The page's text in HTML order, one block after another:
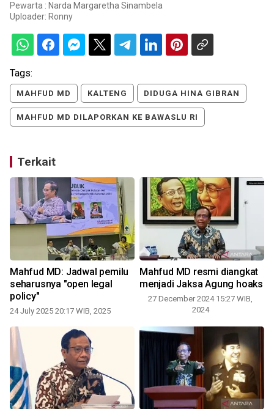
Pewarta : Narda Margaretha Sinambela
Uploader: Ronny
Tags:
MAHFUD MD KALTENG DIDUGA HINA GIBRAN
MAHFUD MD DILAPORKAN KE BAWASLU RI
Terkait
Mahfud MD: Jadwal pemilu
seharusnya "open legal
policy"
24 July 2025 20:17 WIB, 2025
Mahfud MD resmi diangkat
menjadi Jaksa Agung hoaks
27 December 2024 15:27 WIB,
2024